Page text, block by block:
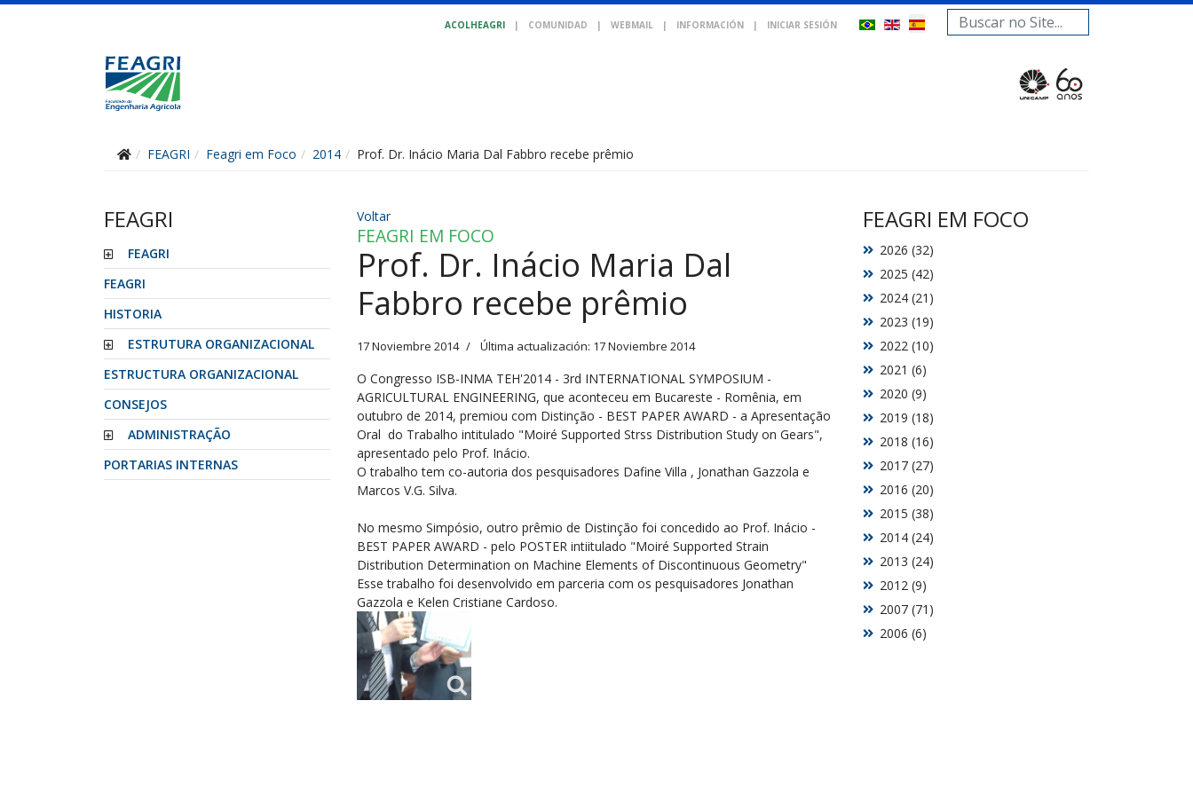
ACOLHEAGRI | COMUNIDAD | WEBMAIL | INFORMACIÓN | INICIAR SESIÓN Buscar...
FEAGRI Feagri em Foco 2014 Prof. Dr. Inácio Maria Dal Fabbro recebe prêmio
FEAGRI
FEAGRI
FEAGRI
HISTORIA
ESTRUTURA ORGANIZACIONAL
ESTRUCTURA ORGANIZACIONAL
CONSEJOS
ADMINISTRAÇÃO
PORTARIAS INTERNAS
Voltar
FEAGRI EM FOCO
Prof. Dr. Inácio Maria Dal
Fabbro recebe prêmio
17 Noviembre 2014 Última actualización: 17 Noviembre 2014
O Congresso ISB-INMA TEH'2014 - 3rd INTERNATIONAL SYMPOSIUM -
AGRICULTURAL ENGINEERING, que aconteceu em Bucareste - Romênia, em
outubro de 2014, premiou com Distinção - BEST PAPER AWARD - a Apresentação
Oral do Trabalho intitulado "Moiré Supported Strss Distribution Study on Gears",
apresentado pelo Prof. Inácio.
O trabalho tem co-autoria dos pesquisadores Dafine Villa , Jonathan Gazzola e
Marcos V.G. Silva.
No mesmo Simpósio, outro prêmio de Distinção foi concedido ao Prof. Inácio -
BEST PAPER AWARD - pelo POSTER intiitulado "Moiré Supported Strain
Distribution Determination on Machine Elements of Discontinuous Geometry"
Esse trabalho foi desenvolvido em parceria com os pesquisadores Jonathan
Gazzola e Kelen Cristiane Cardoso.
FEAGRI EM FOCO
2006 (6)
2007 (71)
2012 (9)
2013 (24)
2014 (24)
2015 (38)
2016 (20)
2017 (27)
2018 (16)
2019 (18)
2020 (9)
2021 (6)
2022 (10)
2023 (19)
2024 (21)
2025 (42)
2026 (32)